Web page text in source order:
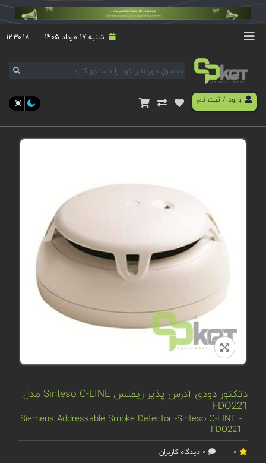
شنبه 17 مرداد 1405 ۱۲:۳۰:۱۹
ورود/ ثبت نام
دتکتور دودی آدرس پذیر زیمنس Sinteso C-LINE مدل
FDO221
Siemens Addressable Smoke Detector -Sinteso C-LINE -
FDO221